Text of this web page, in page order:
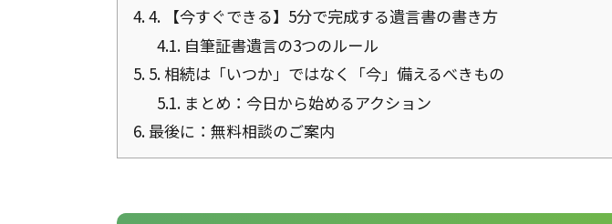
4.4. 【今すぐできる】5分で完成する遺言書の書き方
4.1.自筆証書遺言の3つのルール
5. 5. 相続は「いつか」ではなく「今」備えるべきもの
5.1.まとめ：今日から始めるアクション
6. 最後に：無料相談のご案内